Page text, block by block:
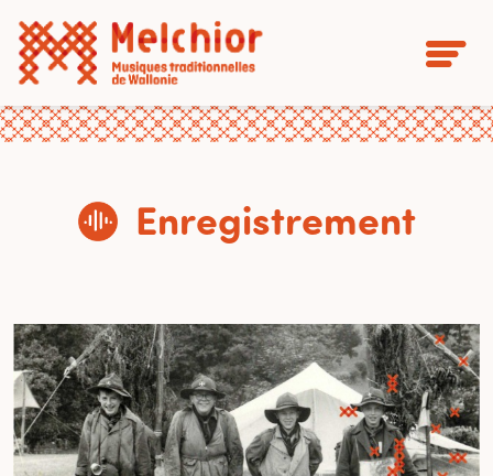
Enregistrement